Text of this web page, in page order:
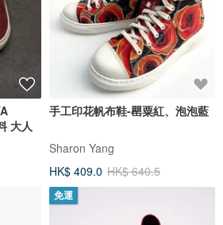
大人
手工印花帆布鞋-罌粟紅、泡泡藍
Sharon Yang
HK$ 409.0 HK$ 640.5
免運